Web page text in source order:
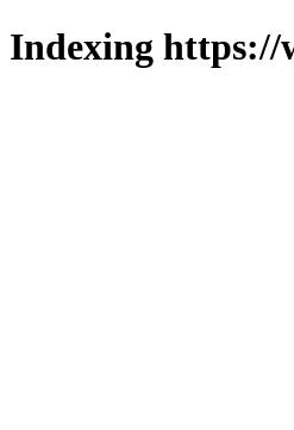
Indexing https://